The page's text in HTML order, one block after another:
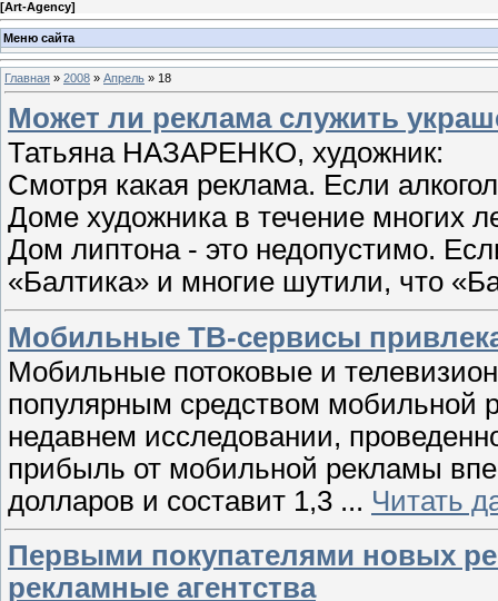
[Art-Agency]
Меню сайта
Главная » 2008 » Апрель » 18
Может ли реклама служить
Татьяна НАЗАРЕНКО, художник:
Смотря какая реклама. Если
Доме художника в течение многих
Дом липтона - это недопустимо.
«Балтика» и многие шутили, что
Мобильные ТВ-сервисы
Мобильные потоковые и
популярным средством мобильной
недавнем исследовании,
прибыль от мобильной рекламы
долларов и составит 1,3 ... Читать
Первыми покупателями новых
рекламные агентства